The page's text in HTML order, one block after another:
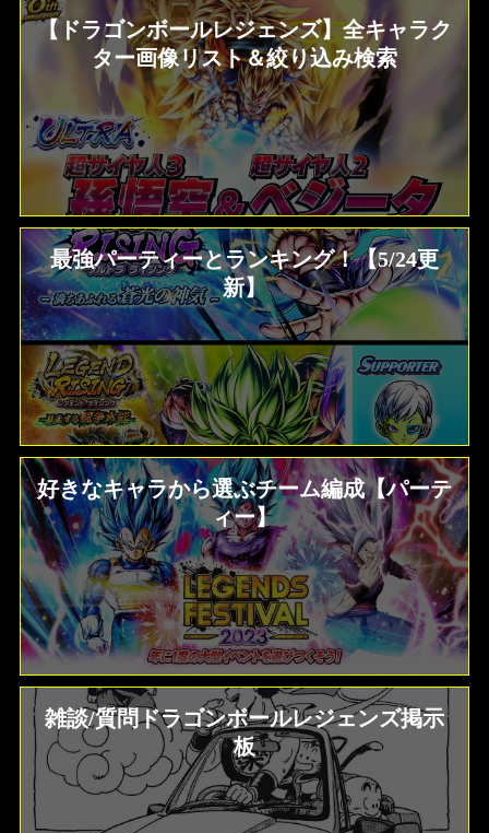
【ドラゴンボールレジェンズ】全キャラク
ター画像リスト＆絞り込み検索
最強パーティーとランキング！【5/24更
新】
好きなキャラから選ぶチーム編成【パーテ
ィー】
雑談/質問ドラゴンボールレジェンズ掲示
板